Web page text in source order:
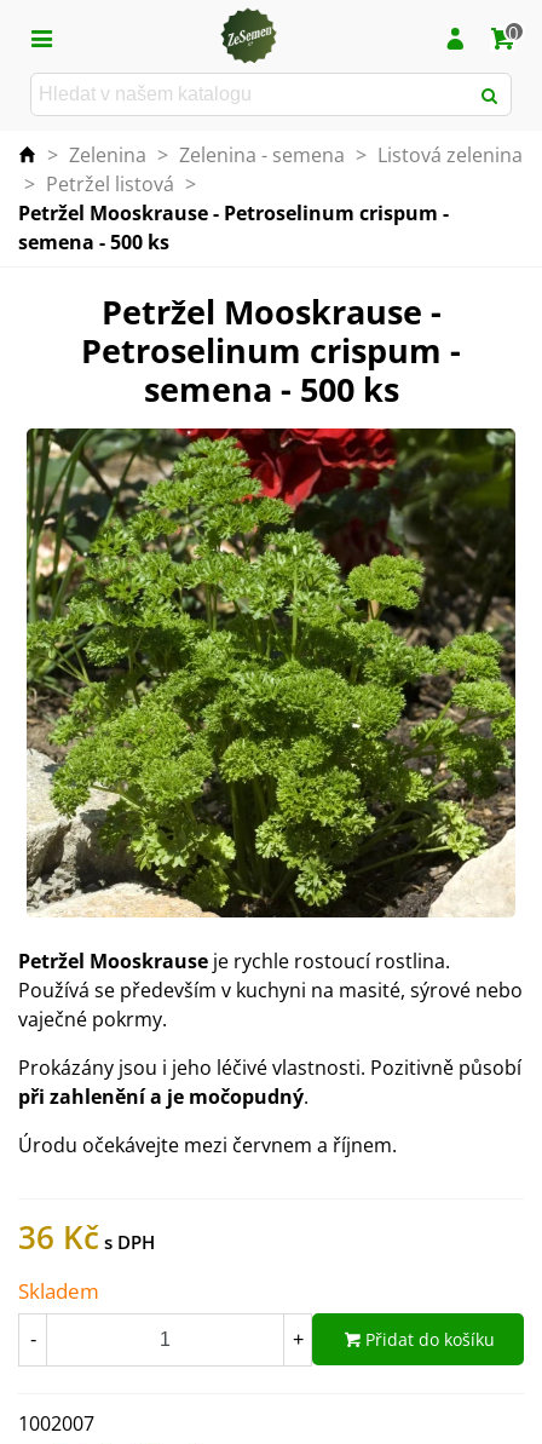
0
> Zelenina > Zelenina - semena > Listová zelenina
> Petržel listová >
Petržel Mooskrause - Petroselinum crispum -
semena - 500 ks
Petržel Mooskrause -
Petroselinum crispum -
semena - 500 ks
Petržel Mooskrause je rychle rostoucí rostlina.
Používá se především v kuchyni na masité, sýrové nebo
vaječné pokrmy.
Prokázány jsou i jeho léčivé vlastnosti. Pozitivně působí
při zahlenění a je močopudný.
Úrodu očekávejte mezi červnem a říjnem.
36 Kč
Skladem
- + Přidat do košíku
1002007